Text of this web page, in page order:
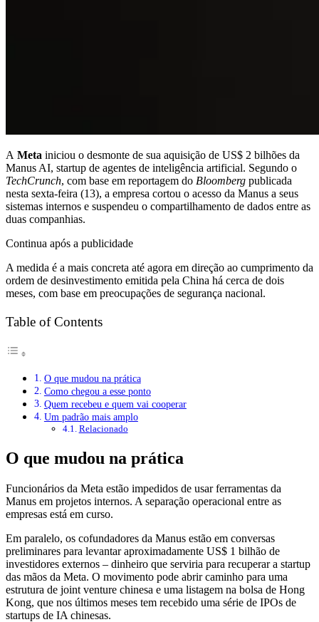
A Meta iniciou o desmonte de sua aquisição de US$ 2 bilhões da
Manus AI, startup de agentes de inteligência artificial. Segundo o
TechCrunch, com base em reportagem do Bloomberg publicada
nesta sexta-feira (13), a empresa cortou o acesso da Manus a seus
sistemas internos e suspendeu o compartilhamento de dados entre as
duas companhias.
Continua após a publicidade
A medida é a mais concreta até agora em direção ao cumprimento da
ordem de desinvestimento emitida pela China há cerca de dois
meses, com base em preocupações de segurança nacional.
Table of Contents
O que mudou na prática
Como chegou a esse ponto
Quem recebeu e quem vai cooperar
Um padrão mais amplo
Relacionado
O que mudou na prática
Funcionários da Meta estão impedidos de usar ferramentas da
Manus em projetos internos. A separação operacional entre as
empresas está em curso.
Em paralelo, os cofundadores da Manus estão em conversas
preliminares para levantar aproximadamente US$ 1 bilhão de
investidores externos – dinheiro que serviria para recuperar a startup
das mãos da Meta. O movimento pode abrir caminho para uma
estrutura de joint venture chinesa e uma listagem na bolsa de Hong
Kong, que nos últimos meses tem recebido uma série de IPOs de
startups de IA chinesas.